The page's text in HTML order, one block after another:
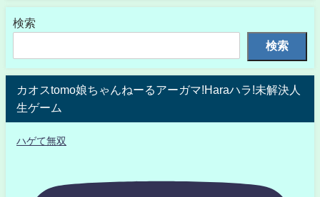
検索
検索
カオスtomo娘ちゃんねーるアーガマ!Haraハラ!未解決人
生ゲーム
ハゲて無双